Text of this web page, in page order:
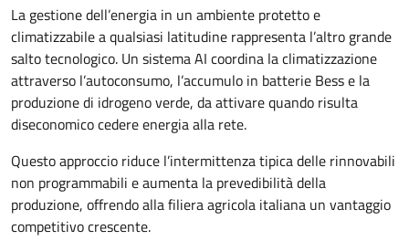
La gestione dell’energia in un ambiente protetto e
climatizzabile a qualsiasi latitudine rappresenta l’altro grande
salto tecnologico. Un sistema AI coordina la climatizzazione
attraverso l’autoconsumo, l’accumulo in batterie Bess e la
produzione di idrogeno verde, da attivare quando risulta
diseconomico cedere energia alla rete.
Questo approccio riduce l’intermittenza tipica delle rinnovabili
non programmabili e aumenta la prevedibilità della
produzione, offrendo alla filiera agricola italiana un vantaggio
competitivo crescente.